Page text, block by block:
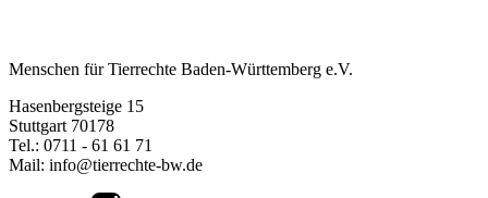
Menschen für Tierrechte Baden-Württemberg e.V.
Hasenbergsteige 15
Stuttgart 70178
Tel.: 0711 - 61 61 71
Mail: info@tierrechte-bw.de